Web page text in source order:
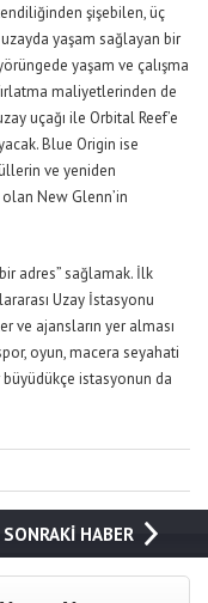
şişebilen, üç
yaşam sağlayan bir
yaşam ve çalışma
maliyetlerinden de
uçağı ile Orbital Reef’e
Blue Origin ise
ve yeniden
New Glenn’in
adres” sağlamak. İlk
Uzay İstasyonu
ve ajansların yer alması
oyun, macera seyahati
istasyonun da
SONRAKİ HABER